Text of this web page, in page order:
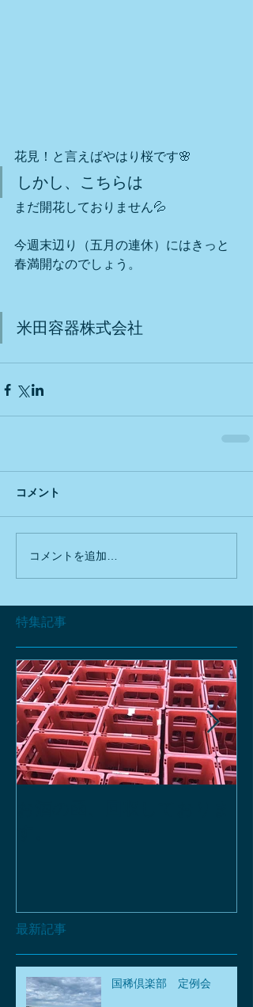
最新記事
特集記事
花見！と言えばやはり桜です🌸
しかし、こちらは
まだ開花しておりません💦
今週末辺り（五月の連休）にはきっと
春満開なのでしょう。
米田容器株式会社
コメント
コメントを追加…
国稀倶楽部 定例会